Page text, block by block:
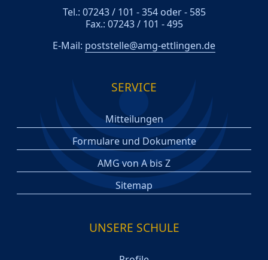
Tel.: 07243 / 101 - 354 oder - 585
Fax.: 07243 / 101 - 495
E-Mail: poststelle@amg-ettlingen.de
SERVICE
Mitteilungen
Formulare und Dokumente
AMG von A bis Z
Sitemap
UNSERE SCHULE